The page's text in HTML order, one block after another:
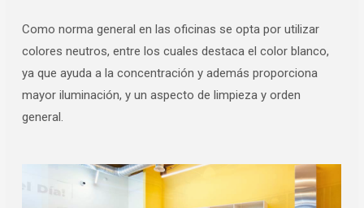
Como norma general en las oficinas se opta por utilizar
colores neutros, entre los cuales destaca el color blanco,
ya que ayuda a la concentración y además proporciona
mayor iluminación, y un aspecto de limpieza y orden
general.